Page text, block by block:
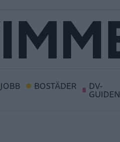
JOBB BOSTÄDER DV-
GUIDEN